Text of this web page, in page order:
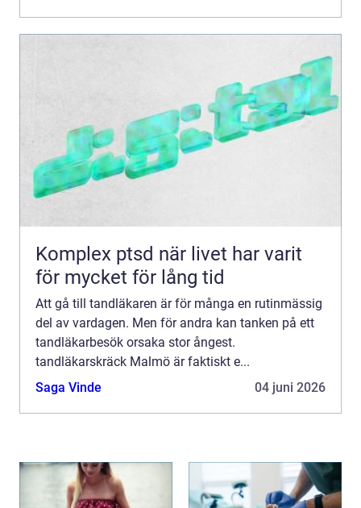
Komplex ptsd när livet har varit
för mycket för lång tid
Att gå till tandläkaren är för många en rutinmässig
del av vardagen. Men för andra kan tanken på ett
tandläkarbesök orsaka stor ångest.
tandläkarskräck Malmö är faktiskt e...
Saga Vinde
04 juni 2026